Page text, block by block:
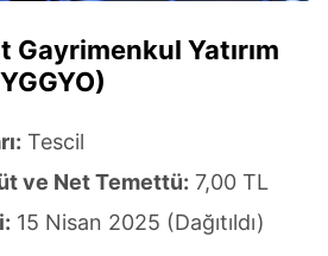
Gayrimenkul Yatırım
Tescil
ve Net Temettü: 7,00 TL
15 Nisan 2025 (Dağıtıldı)